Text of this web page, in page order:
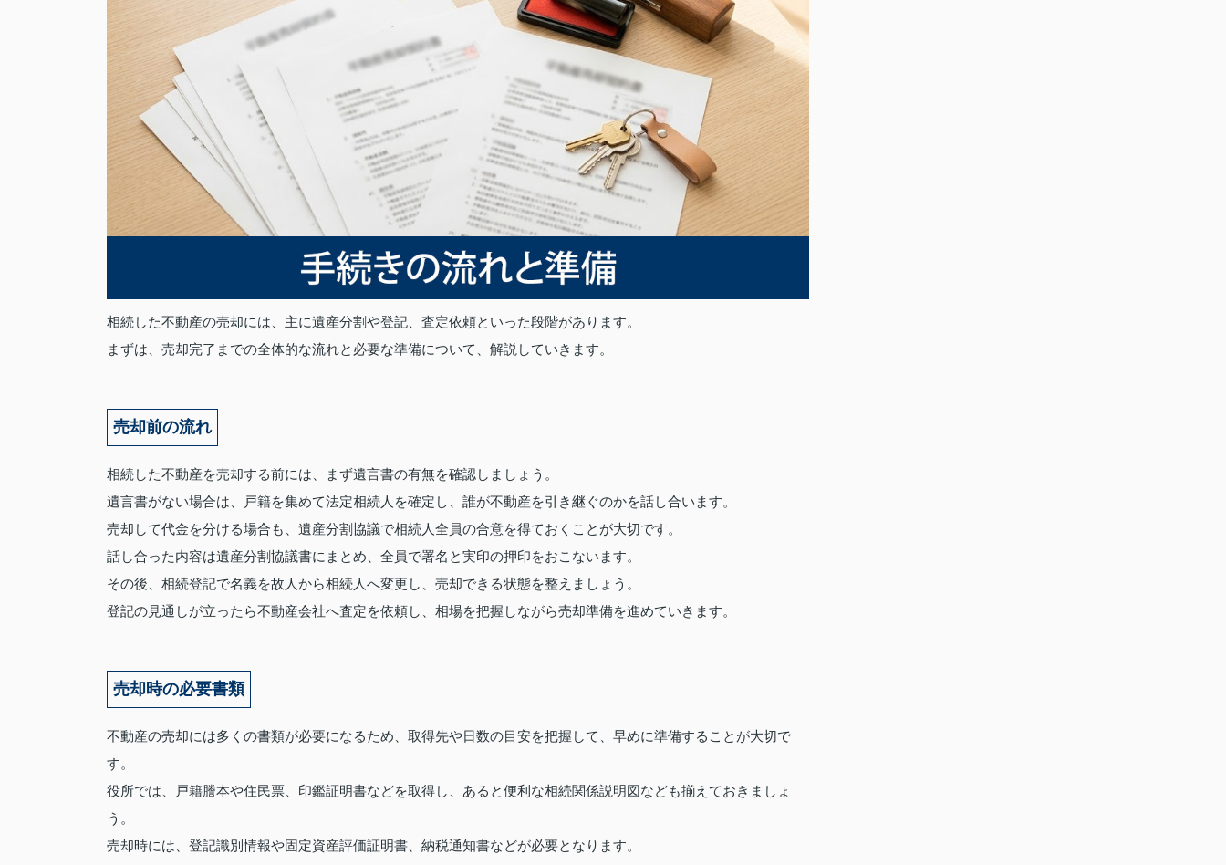
相続した不動産の売却には、主に遺産分割や登記、査定依頼といった段階があります。
まずは、売却完了までの全体的な流れと必要な準備について、解説していきます。
売却前の流れ
相続した不動産を売却する前には、まず遺言書の有無を確認しましょう。
遺言書がない場合は、戸籍を集めて法定相続人を確定し、誰が不動産を引き継ぐのかを話し合います。
売却して代金を分ける場合も、遺産分割協議で相続人全員の合意を得ておくことが大切です。
話し合った内容は遺産分割協議書にまとめ、全員で署名と実印の押印をおこないます。
その後、相続登記で名義を故人から相続人へ変更し、売却できる状態を整えましょう。
登記の見通しが立ったら不動産会社へ査定を依頼し、相場を把握しながら売却準備を進めていきます。
売却時の必要書類
不動産の売却には多くの書類が必要になるため、取得先や日数の目安を把握して、早めに準備することが大切で
す。
役所では、戸籍謄本や住民票、印鑑証明書などを取得し、あると便利な相続関係説明図なども揃えておきましょ
う。
売却時には、登記識別情報や固定資産評価証明書、納税通知書などが必要となります。